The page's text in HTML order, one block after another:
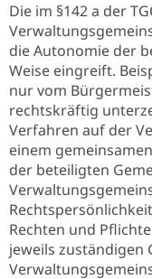
Die im §142 a der
die Autonomie der
Weise eingreift.
nur vom
rechtskräftig
Verfahren auf der
einem
der beteiligten
Rechten und
jeweils zuständigen